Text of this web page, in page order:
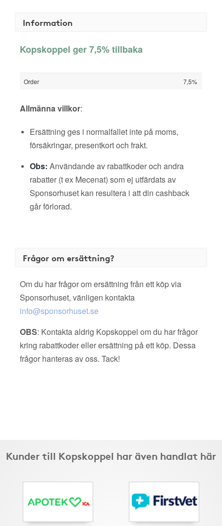
Information
Kopskoppel ger 7,5% tillbaka
Order 7,5%
Allmänna villkor:
Ersättning ges i normalfallet inte på moms,
försäkringar, presentkort och frakt.
Obs: Användande av rabattkoder och andra
rabatter (t ex Mecenat) som ej utfärdats av
Sponsorhuset kan resultera i att din cashback
går förlorad.
Frågor om ersättning?
Om du har frågor om ersättning från ett köp via
Sponsorhuset, vänligen kontakta
info@sponsorhuset.se
OBS: Kontakta aldrig Kopskoppel om du har frågor
kring rabattkoder eller ersättning på ett köp. Dessa
frågor hanteras av oss. Tack!
Kunder till Kopskoppel har även handlat här